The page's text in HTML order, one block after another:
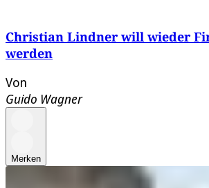
Christian Lindner will wieder
werden
Von
Guido Wagner
Merken